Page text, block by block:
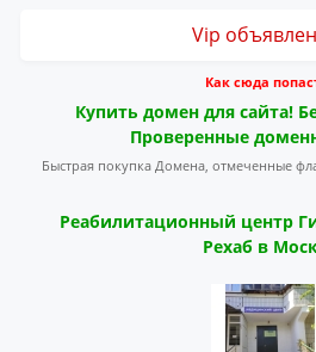
Vip
Как сюда
Купить домен для сайта!
Проверенные
Быстрая покупка Домена, отмеченные
Реабилитационный центр
Рехаб в